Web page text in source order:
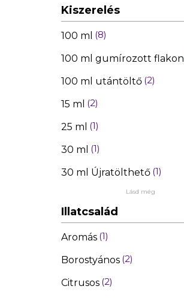
Kiszerelés
100 ml 8
100 ml gumírozott flakon
100 ml utántöltő 2
15 ml 2
25 ml 1
30 ml 1
30 ml Újratölthető 1
50 ml gumírozott flakon
60 ml 4
60 ml Újratölthető
90 ml 4
Lásd még
Illatcsalád
Aromás 1
Borostyános 2
Citrusos 2